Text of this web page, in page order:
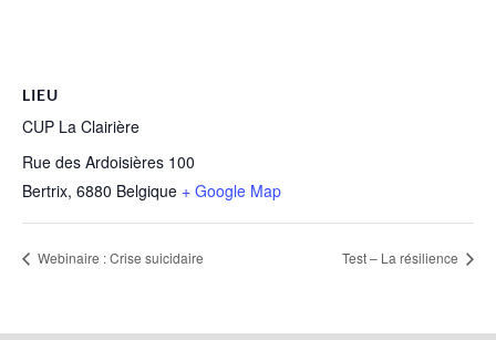
LIEU
CUP La Clairière
Rue des Ardoisières 100
Bertrix, 6880 Belgique + Google Map
Webinaire : Crise suicidaire Test – La résilience